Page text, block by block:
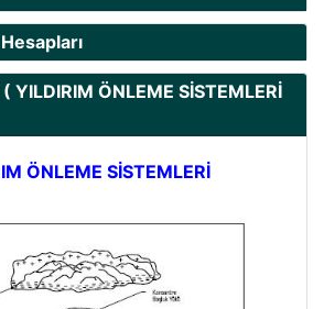
YILDIRIM ÖNLEME SİSTEMLERİ
ÖNLEME SİSTEMLERİ